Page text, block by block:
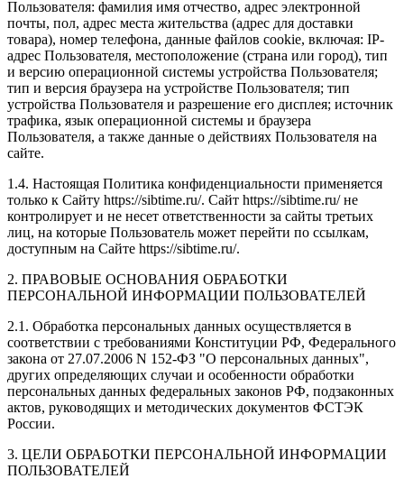
Пользователя: фамилия имя отчество, адрес электронной
почты, пол, адрес места жительства (адрес для доставки
товара), номер телефона, данные файлов cookie, включая: IP-
адрес Пользователя, местоположение (страна или город), тип
и версию операционной системы устройства Пользователя;
тип и версия браузера на устройстве Пользователя; тип
устройства Пользователя и разрешение его дисплея; источник
трафика, язык операционной системы и браузера
Пользователя, а также данные о действиях Пользователя на
сайте.
1.4. Настоящая Политика конфиденциальности применяется
только к Сайту https://sibtime.ru/. Сайт https://sibtime.ru/ не
контролирует и не несет ответственности за сайты третьих
лиц, на которые Пользователь может перейти по ссылкам,
доступным на Сайте https://sibtime.ru/.
2. ПРАВОВЫЕ ОСНОВАНИЯ ОБРАБОТКИ
ПЕРСОНАЛЬНОЙ ИНФОРМАЦИИ ПОЛЬЗОВАТЕЛЕЙ
2.1. Обработка персональных данных осуществляется в
соответствии с требованиями Конституции РФ, Федерального
закона от 27.07.2006 N 152-ФЗ "О персональных данных",
других определяющих случаи и особенности обработки
персональных данных федеральных законов РФ, подзаконных
актов, руководящих и методических документов ФСТЭК
России.
3. ЦЕЛИ ОБРАБОТКИ ПЕРСОНАЛЬНОЙ ИНФОРМАЦИИ
ПОЛЬЗОВАТЕЛЕЙ